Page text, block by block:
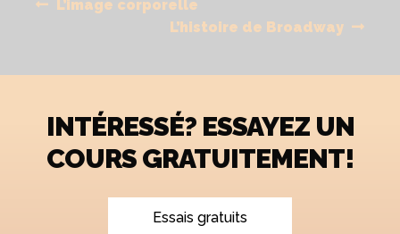
Previous
L’image corporelle
Next
L’histoire de Broadway
INTÉRESSÉ? ESSAYEZ UN
COURS GRATUITEMENT!
Essais gratuits